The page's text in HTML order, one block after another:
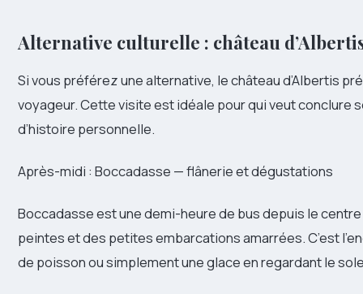
Alternative culturelle : château
Si vous préférez une alternative, le château d’Albertis
voyageur. Cette visite est idéale pour qui veut conclure
d’histoire personnelle.
Après-midi : Boccadasse — flânerie et dégustations
Boccadasse est une demi-heure de bus depuis le
peintes et des petites embarcations amarrées. C’est
de poisson ou simplement une glace en regardant le